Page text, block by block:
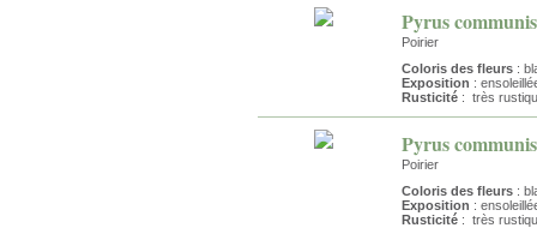
Pyrus
Poirier
Coloris des fleurs :
Exposition :
Rusticité : très
Pyrus
Poirier
Coloris des fleurs :
Exposition :
Rusticité : très